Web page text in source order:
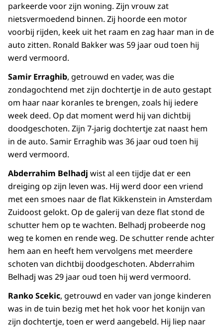
parkeerde voor zijn woning. Zijn vrouw zat
nietsvermoedend binnen. Zij hoorde een motor
voorbij rijden, keek uit het raam en zag haar man in de
auto zitten. Ronald Bakker was 59 jaar oud toen hij
werd vermoord.
Samir Erraghib, getrouwd en vader, was die
zondagochtend met zijn dochtertje in de auto gestapt
om haar naar koranles te brengen, zoals hij iedere
week deed. Op dat moment werd hij van dichtbij
doodgeschoten. Zijn 7-jarig dochtertje zat naast hem
in de auto. Samir Erraghib was 36 jaar oud toen hij
werd vermoord.
Abderrahim Belhadj wist al een tijdje dat er een
dreiging op zijn leven was. Hij werd door een vriend
met een smoes naar de flat Kikkenstein in Amsterdam
Zuidoost gelokt. Op de galerij van deze flat stond de
schutter hem op te wachten. Belhadj probeerde nog
weg te komen en rende weg. De schutter rende achter
hem aan en heeft hem vervolgens met meerdere
schoten van dichtbij doodgeschoten. Abderrahim
Belhadj was 29 jaar oud toen hij werd vermoord.
Ranko Scekic, getrouwd en vader van jonge kinderen
was in de tuin bezig met het hok voor het konijn van
zijn dochtertje, toen er werd aangebeld. Hij liep naar